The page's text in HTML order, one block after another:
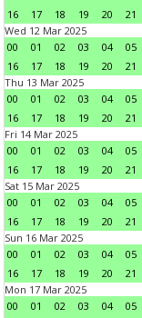
16
17 18 19 20 21
Wed 12 Mar 2025
00
01 02 03 04 05
16
17 18 19 20 21
Thu 13 Mar 2025
00
01 02 03 04 05
16
17 18 19 20 21
Fri 14 Mar 2025
00
01 02 03 04 05
16
17 18 19 20 21
Sat 15 Mar 2025
00
01 02 03 04 05
16
17 18 19 20 21
Sun 16 Mar 2025
00
01 02 03 04 05
16
17 18 19 20 21
Mon 17 Mar 2025
00
01 02 03 04 05